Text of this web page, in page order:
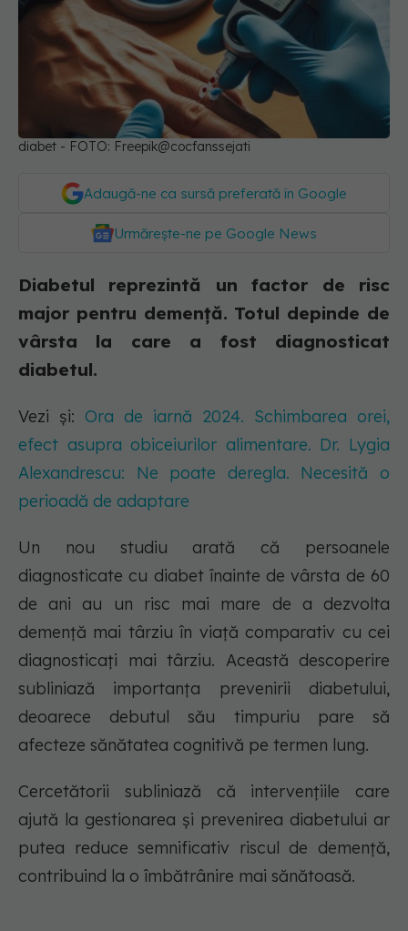
diabet - FOTO: Freepik@cocfanssejati
Adaugă-ne ca sursă preferată în Google
Urmărește-ne pe Google News
Diabetul reprezintă un factor de risc
major pentru demență. Totul depinde de
vârsta la care a fost diagnosticat
diabetul.
Vezi și: Ora de iarnă 2024. Schimbarea orei,
efect asupra obiceiurilor alimentare. Dr. Lygia
Alexandrescu: Ne poate deregla. Necesită o
perioadă de adaptare
Un nou studiu arată că persoanele
diagnosticate cu diabet înainte de vârsta de 60
de ani au un risc mai mare de a dezvolta
demență mai târziu în viață comparativ cu cei
diagnosticați mai târziu. Această descoperire
subliniază importanța prevenirii diabetului,
deoarece debutul său timpuriu pare să
afecteze sănătatea cognitivă pe termen lung.
Cercetătorii subliniază că intervențiile care
ajută la gestionarea și prevenirea diabetului ar
putea reduce semnificativ riscul de demență,
contribuind la o îmbătrânire mai sănătoasă.